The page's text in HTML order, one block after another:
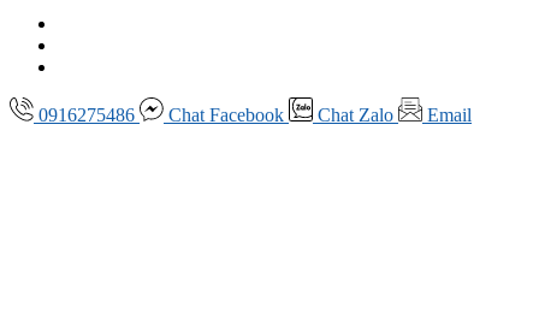
0916275486 Chat Facebook Chat Zalo Email